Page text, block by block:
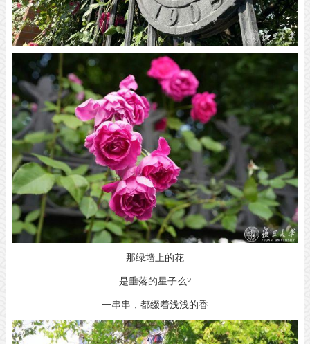
那绿墙上的花
是垂落的星子么?
一串串，都缀着浅浅的香